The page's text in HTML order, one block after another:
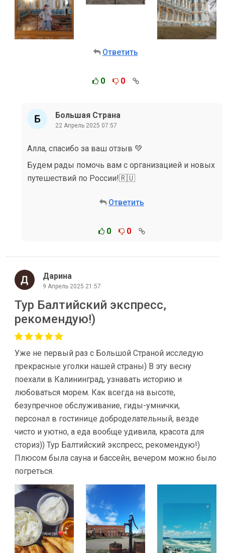
Ответить
0 0
Большая Страна
22 Апрель 2025 07:57
Алла, спасибо за ваш отзыв 💚
Будем рады помочь вам с организацией и новых
путешествий по России!🇷🇺
Ответить
0 0
Дарина
9 Апрель 2025 21:57
Тур Балтийский экспресс,
рекомендую!)
Уже не первый раз с Большой Страной исследую
прекрасные уголки нашей страны) В эту весну
поехали в Калининград, узнавать историю и
любоваться морем. Как всегда на высоте,
безупречное обслуживание, гиды-умнички,
персонал в гостинице доброделательный, везде
чисто и уютно, а еда вообще удивила, красота для
сториз)) Тур Балтийский экспресс, рекомендую!)
Плюсом была сауна и бассейн, вечером можно было
погреться.